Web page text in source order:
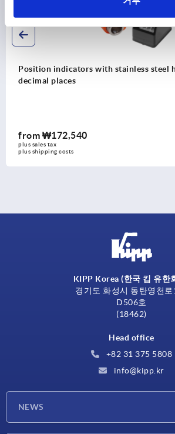
indicators with stainless steel hollow shaft,
places
costs
KIPP Korea (한국 킵 유한
경기도 화성시 동탄영천
D506호
(18462)
Head office
+82 31 375 5808
info@kipp.kr
NEWS